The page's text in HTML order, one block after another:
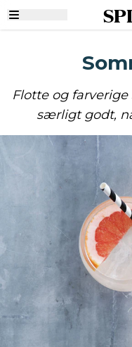
Flotte og
særligt godt,